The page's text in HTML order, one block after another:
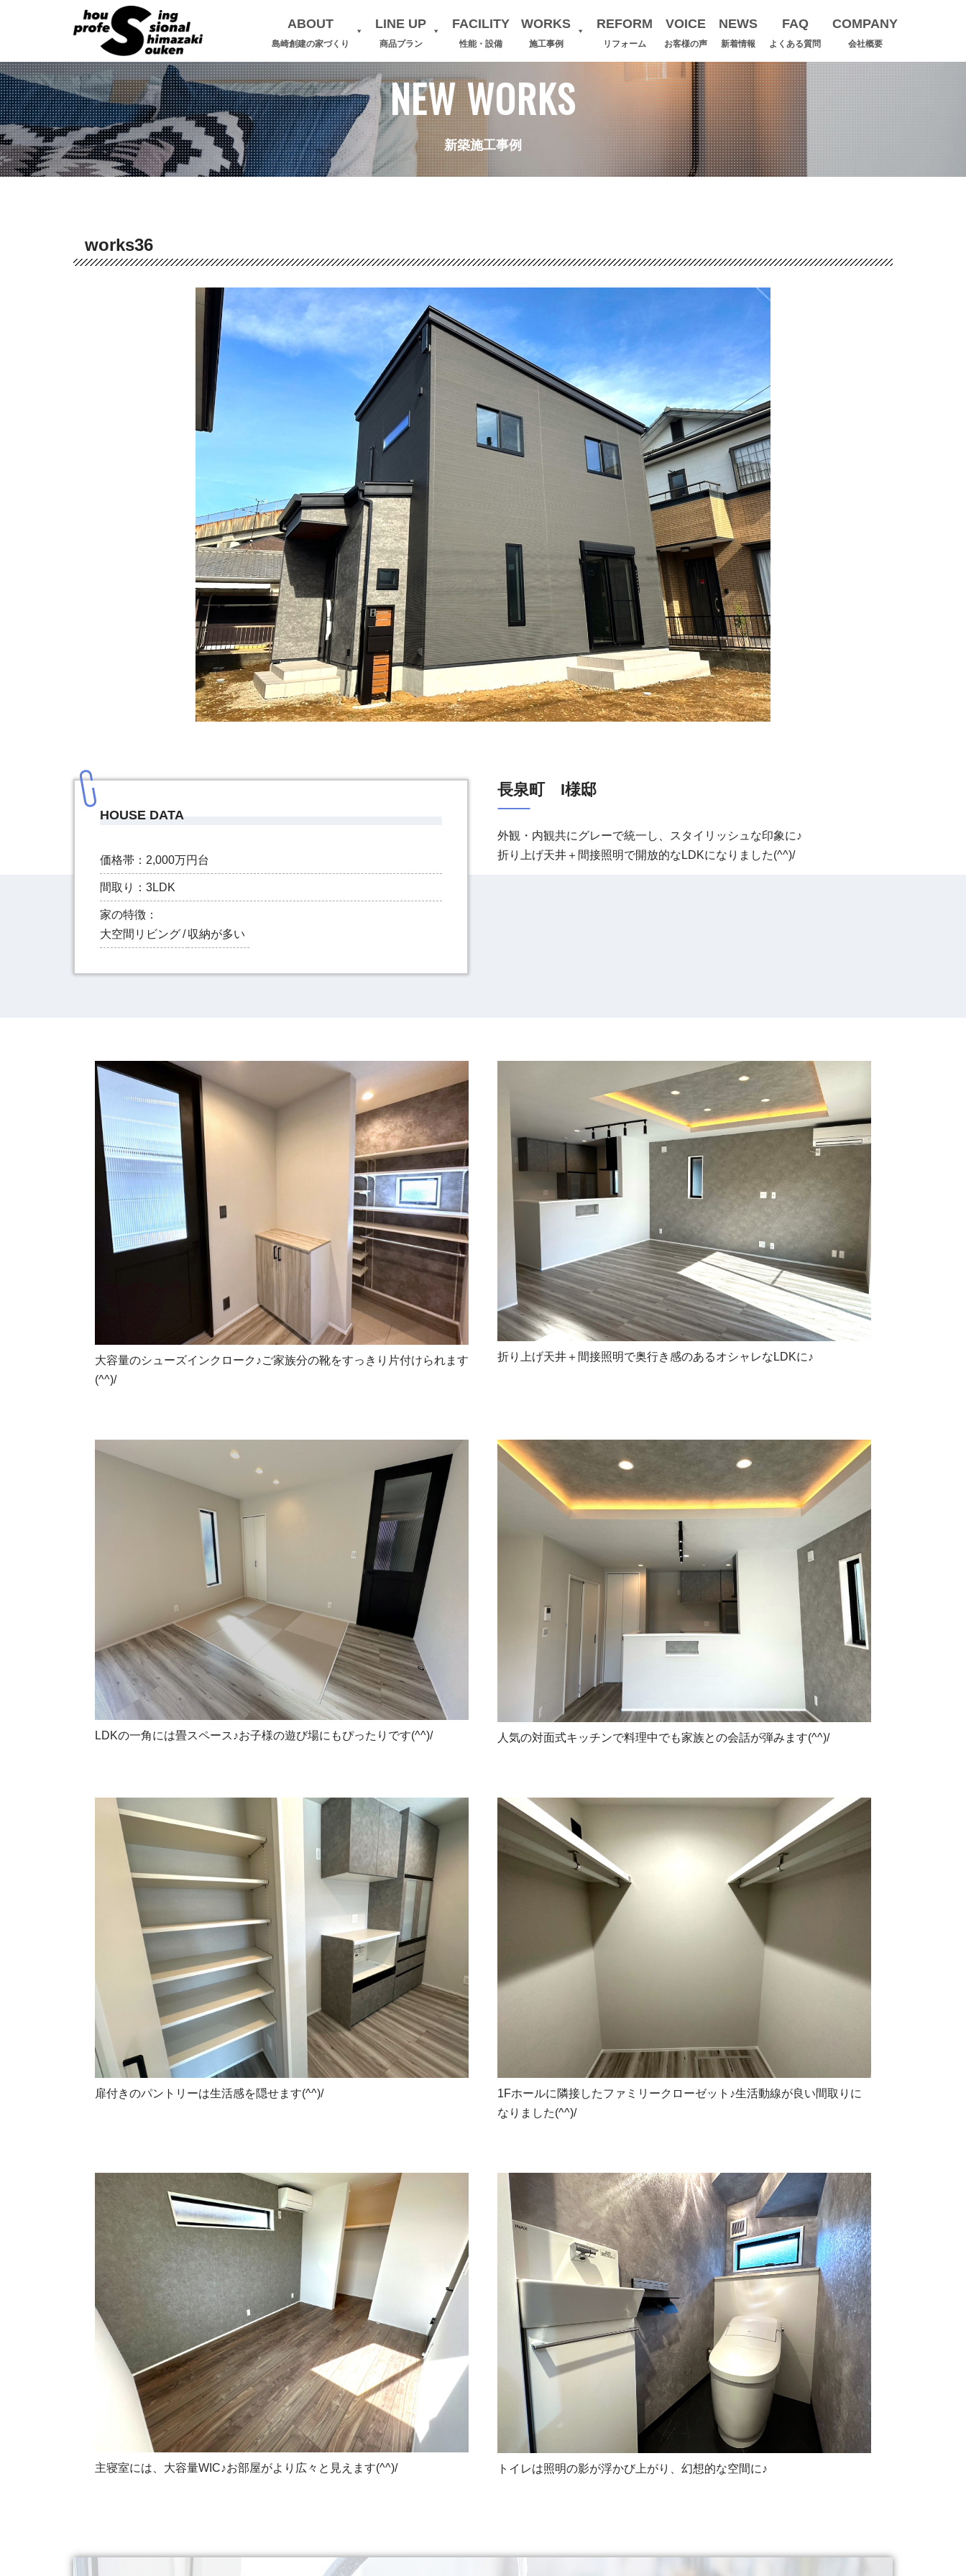
ン
テ
ン
ツ
へ
ス
キ
ABOUT
島崎創建の家づくり
LINE UP
商品プラン
FACILITY
性能・設備
WORKS
施工事例
REFORM
リフォーム
VOICE
お客様の声
NEWS
新着情報
FAQ
よくある質問
COMPANY
会社概要
NEW WORKS
新築施工事例
works36
HOUSE DATA
価格帯： 2,000万円台
間取り： 3LDK
家の特徴：
大空間 リビング 収納が多い
長泉町 I様邸
外観・内観共にグレーで統一し、スタイリッシュな印象に♪
折り上げ天井＋間接照明で開放的なLDKになりました(^^)/
大容量のシューズインクローク♪ご家族分の靴をすっきり片付けられます
(^^)/
折り上げ天井＋間接照明で奥行き感のあるオシャレなLDKに♪
LDKの一角には畳スペース♪お子様の遊び場にもぴったりです(^^)/ 人気の対面式キッチンで料理中でも家族との会話が弾みます(^^)/
扉付きのパントリーは生活感を隠せます(^^)/
1Fホールに隣接したファミリークローゼット♪生活動線が良い間取りに
なりました(^^)/
主寝室には、大容量WIC♪お部屋がより広々と見えます(^^)/ トイレは照明の影が浮かび上がり、幻想的な空間に♪